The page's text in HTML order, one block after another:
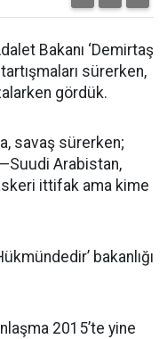
Bakanı ‘Demirtaş
sürerken,
gördük.
savaş sürerken;
Arabistan,
ittifak ama kime
bakanlığı
2015’te yine